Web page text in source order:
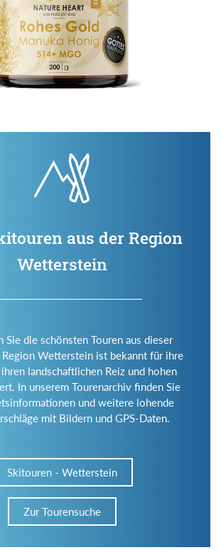
aus der Region
Wetterstein
Sie die schönsten Touren aus dieser
Wetterstein ist bekannt für ihre
landschaftlichen Reiz und hohen
In unserem Tourenarchiv finden Sie
und weitere lohende
mit Bildern und GPS-Daten.
Skitouren - Wetterstein
Zur Tourensuche